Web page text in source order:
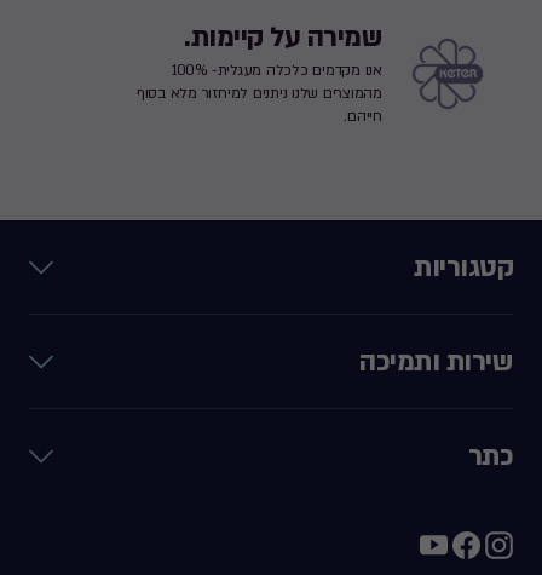
שמירה על קיימות.
אנו מקדמים כלכלה מעגלית- 100%
מהמוצרים שלנו ניתנים למיחזור מלא בסוף
חייהם.
קטגוריות
שירות ותמיכה
כתר